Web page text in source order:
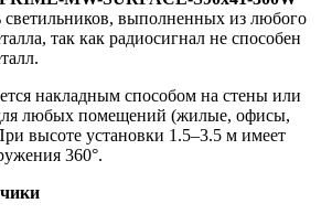
светильников, выполненных из любого
так как радиосигнал не способен
накладным способом на стены или
любых помещений (жилые, офисы,
высоте установки 1.5–3.5 м имеет
360°.